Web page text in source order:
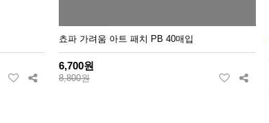
쵸파 가려움 아트 패치 PB 40매입
6,700원
8,800원